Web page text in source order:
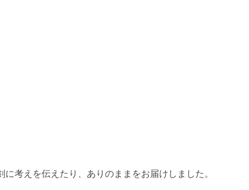
考えを伝えたり、ありのままをお届けしました。